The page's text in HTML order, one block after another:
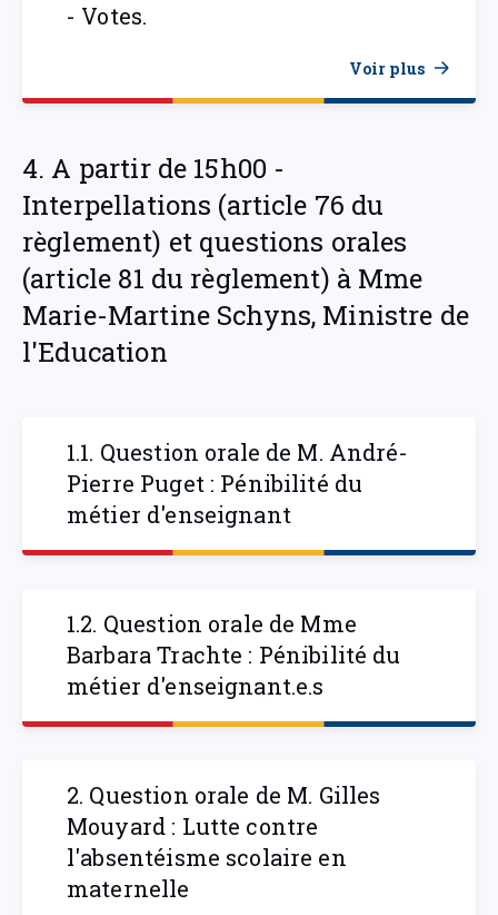
- Votes.
Voir plus
4. A partir de 15h00 -
Interpellations (article 76 du
règlement) et questions orales
(article 81 du règlement) à Mme
Marie-Martine Schyns, Ministre de
l'Education
1.1. Question orale de M. André-
Pierre Puget : Pénibilité du
métier d'enseignant
1.2. Question orale de Mme
Barbara Trachte : Pénibilité du
métier d'enseignant.e.s
2. Question orale de M. Gilles
Mouyard : Lutte contre
l'absentéisme scolaire en
maternelle